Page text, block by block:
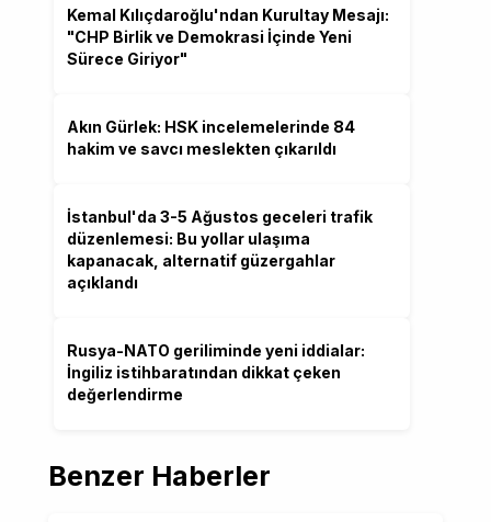
Kemal Kılıçdaroğlu'ndan Kurultay Mesajı:
"CHP Birlik ve Demokrasi İçinde Yeni
Sürece Giriyor"
Akın Gürlek: HSK incelemelerinde 84
hakim ve savcı meslekten çıkarıldı
İstanbul'da 3-5 Ağustos geceleri trafik
düzenlemesi: Bu yollar ulaşıma
kapanacak, alternatif güzergahlar
açıklandı
Rusya-NATO geriliminde yeni iddialar:
İngiliz istihbaratından dikkat çeken
değerlendirme
Benzer Haberler